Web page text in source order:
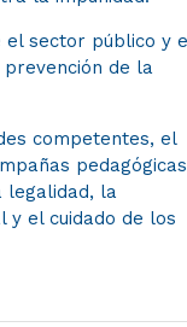
el sector público y
de la
competentes, el
legalidad, la
y el cuidado de los